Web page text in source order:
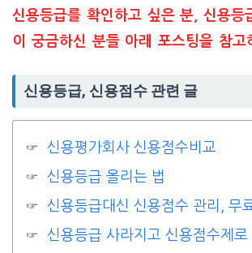
신용등급를 확인하고 싶은 분, 신용등
이 궁금하신 분들 아래 포스팅을 참고
신용등급, 신용점수 관련 글
신용평가회사 신용점수비교
신용등급 올리는 법
신용등급대신 신용점수 관리, 무
신용등급 사라지고 신용점수제로